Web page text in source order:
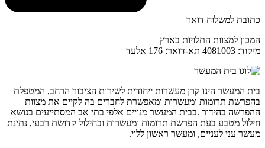
כתובת למשלוח דואר
המכון למצוות התלויות בארץ
מיקוד: 4081003 תא-דואר: 176 אלעד
בית המעשר הינו קרן מעשרות ייחודית לשירות הציבור הרחב, המטפלת
בהפרשת תרומות ומעשרות ומאפשרת לחברים בה לקיים את מצוות
ההפרשה בהידור .בבית המעשר מנויים אלפי בתי אב המסתייעים בנושא
חילול מטבע בעת הפרשת תרומות ומעשרות ובחילול קדושת רבעי, נתינת
מעשר עני לעניים, ומעשר ראשון ללוי.